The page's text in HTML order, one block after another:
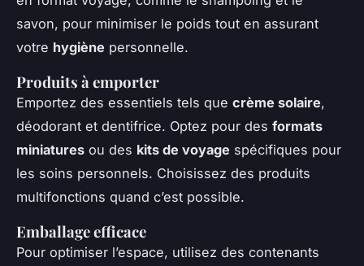
savon, pour minimiser le poids tout en assurant
votre hygiène personnelle.
Produits à emporter
Emportez des essentiels tels que crème solaire,
déodorant et dentifrice. Optez pour des formats
miniatures ou des kits de voyage spécifiques pour
les soins personnels. Choisissez des produits
multifonctions quand c’est possible.
Emballage efficace
Pour optimiser l’espace, utilisez des contenants